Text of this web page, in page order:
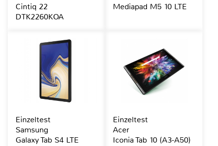
Cintiq 22
DTK2260KOA
Mediapad M5 10 LTE
Einzeltest
Samsung
Galaxy Tab S4 LTE
Einzeltest
Acer
Iconia Tab 10 (A3-A50)